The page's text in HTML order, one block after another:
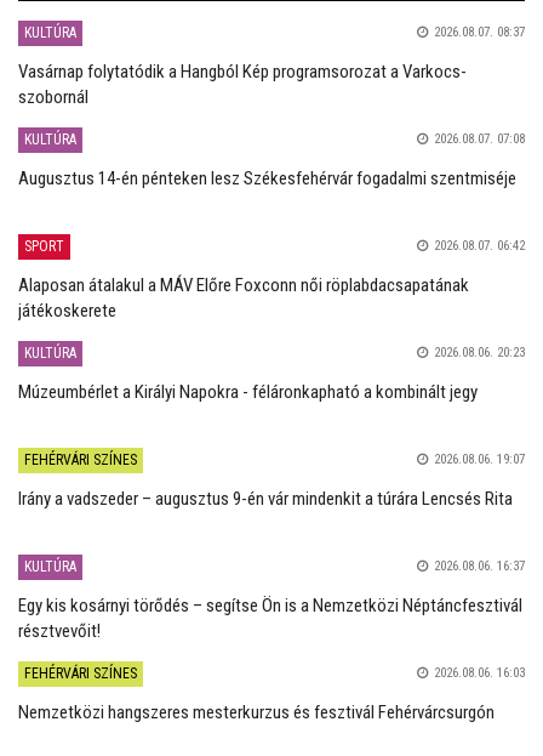
KULTÚRA 2026.08.07. 08:37
Vasárnap folytatódik a Hangból Kép programsorozat a Varkocs-
szobornál
KULTÚRA 2026.08.07. 07:08
Augusztus 14-én pénteken lesz Székesfehérvár fogadalmi szentmiséje
SPORT 2026.08.07. 06:42
Alaposan átalakul a MÁV Előre Foxconn női röplabdacsapatának
játékoskerete
KULTÚRA 2026.08.06. 20:23
Múzeumbérlet a Királyi Napokra - féláronkapható a kombinált jegy
FEHÉRVÁRI SZÍNES 2026.08.06. 19:07
Irány a vadszeder – augusztus 9-én vár mindenkit a túrára Lencsés Rita
KULTÚRA 2026.08.06. 16:37
Egy kis kosárnyi törődés – segítse Ön is a Nemzetközi Néptáncfesztivál
résztvevőit!
FEHÉRVÁRI SZÍNES 2026.08.06. 16:03
Nemzetközi hangszeres mesterkurzus és fesztivál Fehérvárcsurgón